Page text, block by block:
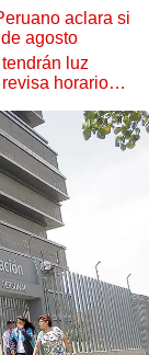
aclara si
agosto
luz
horarios y